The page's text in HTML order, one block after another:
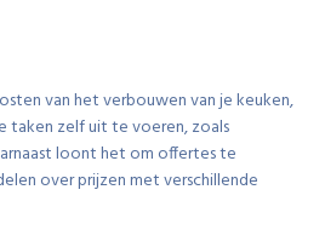
van het verbouwen van je keuken,
taken zelf uit te voeren, zoals
loont het om offertes te
over prijzen met verschillende